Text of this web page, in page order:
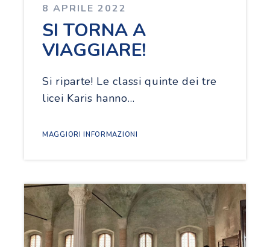
8 APRILE 2022
SI TORNA A
VIAGGIARE!
Si riparte! Le classi quinte dei tre
licei Karis hanno…
MAGGIORI INFORMAZIONI